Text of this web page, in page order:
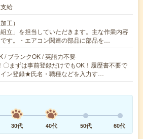
給
工）
立」を担当していただきます。主な作業内容
す。・エアコン関連の部品に部品を…
/ ブランクOK / 英語力不要
まずは事前登録だけでもOK！履歴書不要で
ン登録★氏名・職種などを入力す…
30代 40代 50代 60代